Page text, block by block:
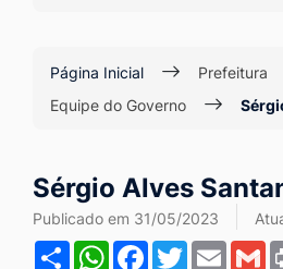
para
[alt+4]
Página Inicial
Prefeitura
Equipe do Governo
Sérgio Alves
Publicado em 31/05/2023
ShareWhatsApp
Facebook
Twitter
Email